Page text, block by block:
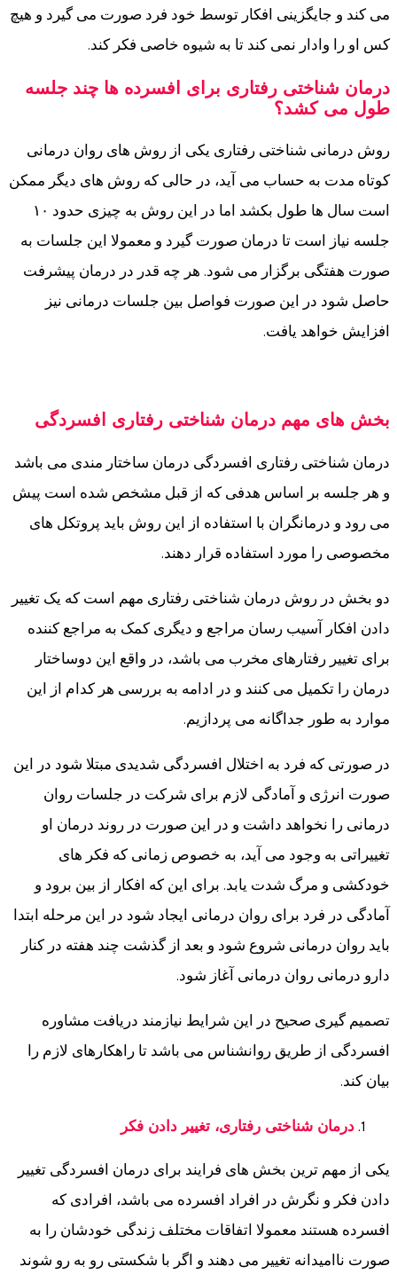
می کند و جایگزینی افکار توسط خود فرد صورت می گیرد و هیچ
کس او را وادار نمی کند تا به شیوه خاصی فکر کند.
درمان شناختی رفتاری برای افسرده ها چند جلسه
طول می کشد؟
روش درمانی شناختی رفتاری یکی از روش های روان درمانی
کوتاه مدت به حساب می آید، در حالی که روش های دیگر ممکن
است سال ها طول بکشد اما در این روش به چیزی حدود ۱۰
جلسه نیاز است تا درمان صورت گیرد و معمولا این جلسات به
صورت هفتگی برگزار می شود. هر چه قدر در درمان پیشرفت
حاصل شود در این صورت فواصل بین جلسات درمانی نیز
افزایش خواهد یافت.
بخش های مهم درمان شناختی رفتاری افسردگی
درمان شناختی رفتاری افسردگی درمان ساختار مندی می باشد
و هر جلسه بر اساس هدفی که از قبل مشخص شده است پیش
می رود و درمانگران با استفاده از این روش باید پروتکل های
مخصوصی را مورد استفاده قرار دهند.
دو بخش در روش درمان شناختی رفتاری مهم است که یک تغییر
دادن افکار آسیب رسان مراجع و دیگری کمک به مراجع کننده
برای تغییر رفتارهای مخرب می باشد، در واقع این دوساختار
درمان را تکمیل می کنند و در ادامه به بررسی هر کدام از این
موارد به طور جداگانه می پردازیم.
در صورتی که فرد به اختلال افسردگی شدیدی مبتلا شود در این
صورت انرژی و آمادگی لازم برای شرکت در جلسات روان
درمانی را نخواهد داشت و در این صورت در روند درمان او
تغییراتی به وجود می آید، به خصوص زمانی که فکر های
خودکشی و مرگ شدت یابد. برای این که افکار از بین برود و
آمادگی در فرد برای روان درمانی ایجاد شود در این مرحله ابتدا
باید روان درمانی شروع شود و بعد از گذشت چند هفته در کنار
دارو درمانی روان درمانی آغاز شود.
تصمیم گیری صحیح در این شرایط نیازمند دریافت مشاوره
افسردگی از طریق روانشناس می باشد تا راهکارهای لازم را
بیان کند.
درمان شناختی رفتاری، تغییر دادن فکر
یکی از مهم ترین بخش های فرایند برای درمان افسردگی تغییر
دادن فکر و نگرش در افراد افسرده می باشد، افرادی که
افسرده هستند معمولا اتفاقات مختلف زندگی خودشان را به
صورت ناامیدانه تغییر می دهند و اگر با شکستی رو به رو شوند